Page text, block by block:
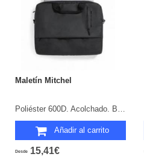
Maletín Mitchel
Añadir al carrito
Desde 15,41€